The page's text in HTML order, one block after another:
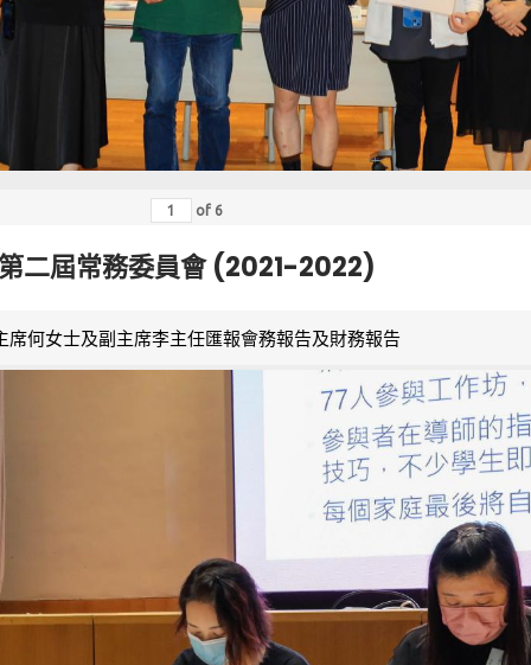
of 6
二屆常務委員會 (2021-2022)
席何女士及副主席李主任匯報會務報告及財務報告